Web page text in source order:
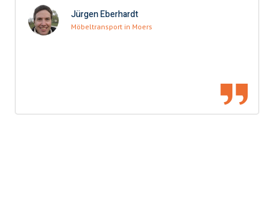
Jürgen Eberhardt
Möbeltransport in Moers